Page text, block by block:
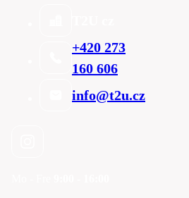
+420 273
160 606
info@t2u.cz